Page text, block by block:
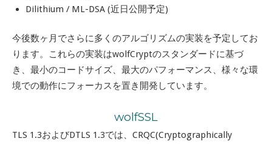
Dilithium / ML-DSA (近日公開予定)
今後数ヶ月でさらに多くのアルゴリズムの実装を予定してお
ります。これらの実装はwolfCryptのスタンダードに基づ
き、最小のコードサイズ、最大のパフォーマンス、様々な環
境での動作にフォーカスを置き開発しています。
wolfSSL
TLS 1.3およびDTLS 1.3では、CRQC(Cryptographically